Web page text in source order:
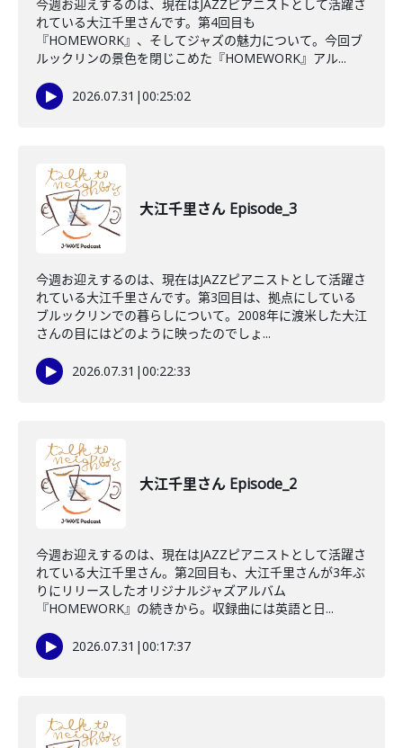
今週お迎えするのは、現在はJAZZピアニストとして活躍さ
れている大江千里さんです。第4回目も
『HOMEWORK』、そしてジャズの魅力について。今回ブ
ルックリンの景色を閉じこめた『HOMEWORK』アル...
2026.07.31 |00:25:02
大江千里さん Episode_3
今週お迎えするのは、現在はJAZZピアニストとして活躍さ
れている大江千里さんです。第3回目は、拠点にしている
ブルックリンでの暮らしについて。2008年に渡米した大江
さんの目にはどのように映ったのでしょ...
2026.07.31 |00:22:33
大江千里さん Episode_2
今週お迎えするのは、現在はJAZZピアニストとして活躍さ
れている大江千里さん。第2回目も、大江千里さんが3年ぶ
りにリリースしたオリジナルジャズアルバム
『HOMEWORK』の続きから。収録曲には英語と日...
2026.07.31 |00:17:37